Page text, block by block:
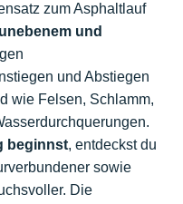
zum Asphaltlauf
unebenem und
und Abstiegen
wie Felsen, Schlamm,
beginnst, entdeckst du
sowie
Die